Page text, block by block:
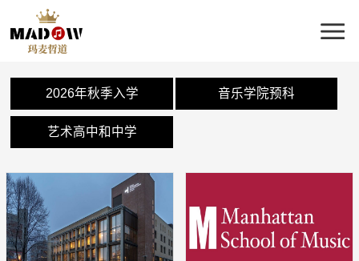
2026年秋季入学 音乐学院预科
艺术高中和中学